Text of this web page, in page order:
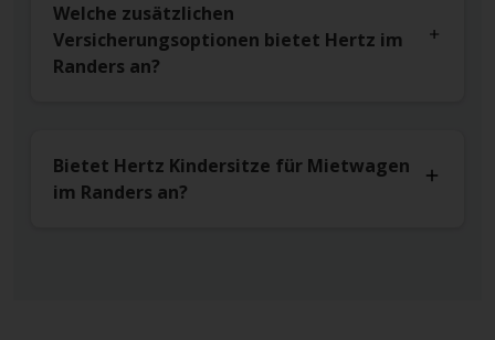
Welche zusätzlichen
Versicherungsoptionen bietet Hertz im
Randers an?
Bietet Hertz Kindersitze für Mietwagen
im Randers an?